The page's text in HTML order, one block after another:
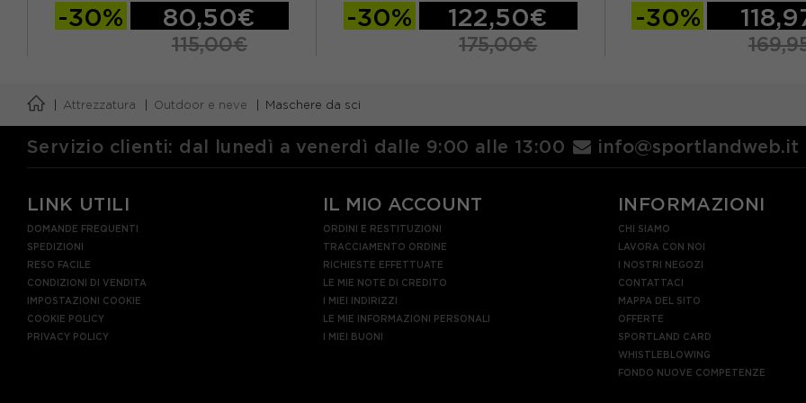
-30% 80,50€
115,00€
-30% 122,50€
175,00€
-30%
Attrezzatura Outdoor e neve Maschere da sci
Servizio clienti: dal lunedì a venerdì dalle 9:00 alle 13:00 info@sportlandweb.it
LINK UTILI
DOMANDE FREQUENTI
SPEDIZIONI
RESO FACILE
CONDIZIONI DI VENDITA
IMPOSTAZIONI COOKIE
COOKIE POLICY
PRIVACY POLICY
IL MIO ACCOUNT
ORDINI E RESTITUZIONI
TRACCIAMENTO ORDINE
RICHIESTE EFFETTUATE
LE MIE NOTE DI CREDITO
I MIEI INDIRIZZI
LE MIE INFORMAZIONI PERSONALI
I MIEI BUONI
INFORMAZIONI
CHI SIAMO
LAVORA CON NOI
I NOSTRI NEGOZI
CONTATTACI
MAPPA DEL SITO
OFFERTE
SPORTLAND CARD
WHISTLEBLOWING
FONDO NUOVE COMPETENZE